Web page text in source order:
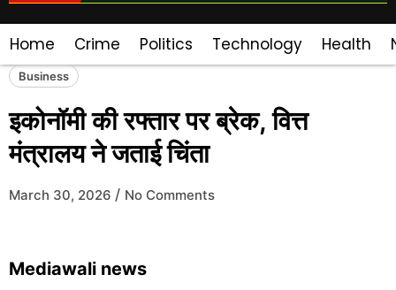
Home Crime Politics Technology Health
Business
इकोनॉमी की रफ्तार पर ब्रेक, वित्त
मंत्रालय ने जताई चिंता
March 30, 2026 / No Comments
Mediawali news